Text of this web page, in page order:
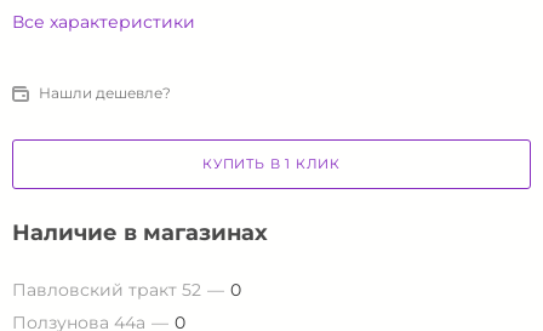
Все характеристики
Нашли дешевле?
КУПИТЬ В 1 КЛИК
Наличие в магазинах
Павловский тракт 52
0
Ползунова 44а
0